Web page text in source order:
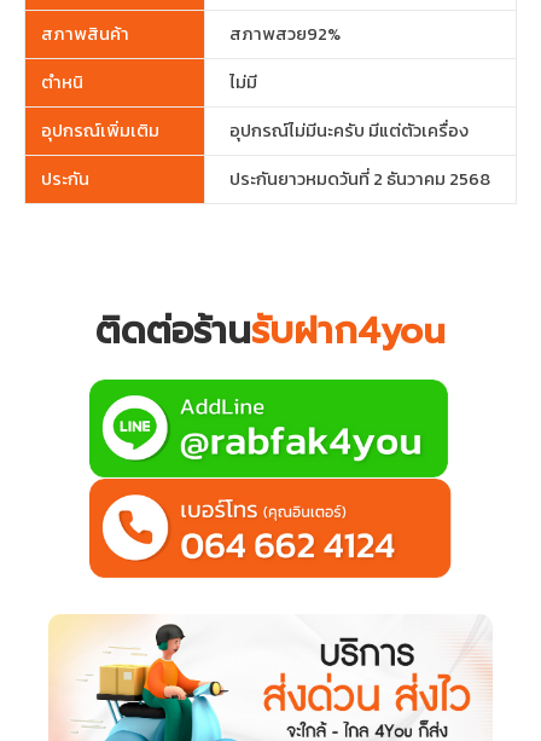
สภาพสินค้า
สภาพสวย92%
ตำหนิ
ไม่มี
อุปกรณ์เพิ่มเติม
อุปกรณ์ไม่มีนะครับ มีแต่ตัวเครื่อง
ประกัน
ประกันยาวหมดวันที่ 2 ธันวาคม 2568
ติดต่อร้านรับฝาก4you